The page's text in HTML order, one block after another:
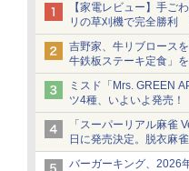
【家電レビュー】手ご
リの草刈機で完全勝利
吉野家、牛リブロース
牛鉄板ステーキ定食」
ミスド「Mrs. GREEN
ツ4種、いよいよ発売！
「スーパーリアル麻雀
日に発売決定。脱衣麻
発売から2週間は20%
バーガーキング、2026